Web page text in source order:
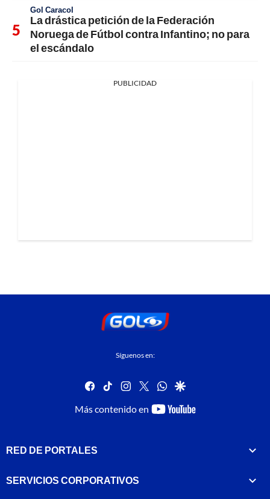
Gol Caracol
La drástica petición de la Federación
Noruega de Fútbol contra Infantino; no para
el escándalo
PUBLICIDAD
Síguenos en:
facebook
tiktok instagram
twitterwhatsapp
google
Más contenido en
youtube-
RED DE PORTALES
SERVICIOS CORPORATIVOS